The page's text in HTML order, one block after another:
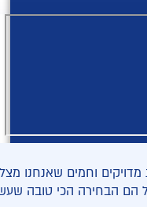
וחמים שאנחנו
הם הבחירה הכי טובה